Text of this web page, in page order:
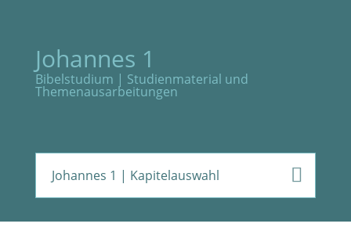
Johannes 1
Bibelstudium | Studienmaterial und
Themenausarbeitungen
Johannes 1 | Kapitelauswahl